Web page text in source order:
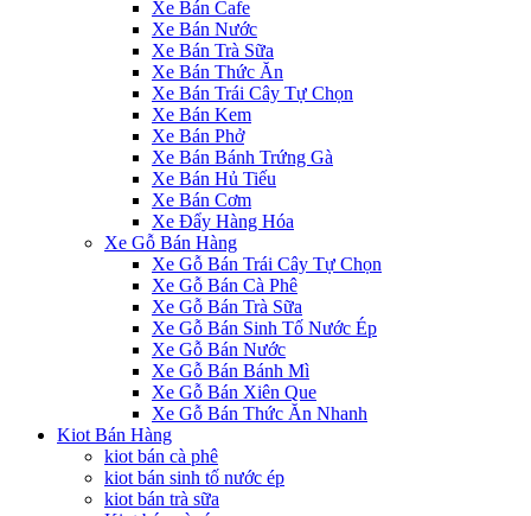
Xe Bán Cafe
Xe Bán Nước
Xe Bán Trà Sữa
Xe Bán Thức Ăn
Xe Bán Trái Cây Tự Chọn
Xe Bán Kem
Xe Bán Phở
Xe Bán Bánh Trứng Gà
Xe Bán Hủ Tiếu
Xe Bán Cơm
Xe Đẩy Hàng Hóa
Xe Gỗ Bán Hàng
Xe Gỗ Bán Trái Cây Tự Chọn
Xe Gỗ Bán Cà Phê
Xe Gỗ Bán Trà Sữa
Xe Gỗ Bán Sinh Tố Nước Ép
Xe Gỗ Bán Nước
Xe Gỗ Bán Bánh Mì
Xe Gỗ Bán Xiên Que
Xe Gỗ Bán Thức Ăn Nhanh
Kiot Bán Hàng
kiot bán cà phê
kiot bán sinh tố nước ép
kiot bán trà sữa